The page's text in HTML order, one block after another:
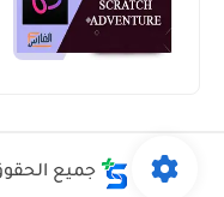
جميع